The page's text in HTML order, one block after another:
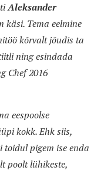
Aleksander
käsi. Tema eelmine
kõrvalt jõudis ta
ning esindada
Chef 2016
eespoolse
kokk. Ehk siis,
toidul pigem ise enda
poolt lühikeste,